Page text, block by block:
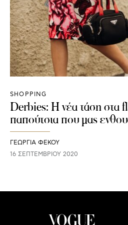
SHOPPING
Derbies: Η νέα τάση στα
παπούτσια που μας
ΓΕΩΡΓΙΑ ΦΕΚΟΥ
16 ΣΕΠΤΕΜΒΡΊΟΥ 2020